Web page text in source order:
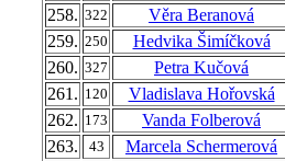
258. 322
Věra Beranová
259. 250
Hedvika Šimíčková
260. 327
Petra Kučová
261. 120
Vladislava Hořovská
262. 173
Vanda Folberová
263.
43
Marcela Schermerová